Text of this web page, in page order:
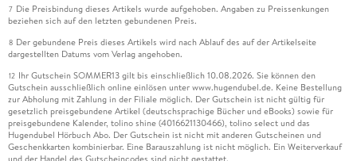
7 Die Preisbindung dieses Artikels wurde aufgehoben. Angaben zu Preissenkungen
beziehen sich auf den letzten gebundenen Preis.
8 Der gebundene Preis dieses Artikels wird nach Ablauf des auf der Artikelseite
dargestellten Datums vom Verlag angehoben.
12 Ihr Gutschein SOMMER13 gilt bis einschließlich 10.08.2026. Sie können den
Gutschein ausschließlich online einlösen unter www.hugendubel.de. Keine Bestellung
zur Abholung mit Zahlung in der Filiale möglich. Der Gutschein ist nicht gültig für
gesetzlich preisgebundene Artikel (deutschsprachige Bücher und eBooks) sowie für
preisgebundene Kalender, tolino shine (4016621130466), tolino select und das
Hugendubel Hörbuch Abo. Der Gutschein ist nicht mit anderen Gutscheinen und
Geschenkkarten kombinierbar. Eine Barauszahlung ist nicht möglich. Ein Weiterverkauf
und der Handel des Gutscheincodes sind nicht gestattet.